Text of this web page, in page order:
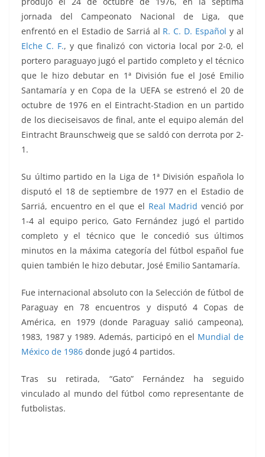
jornada del Campeonato Nacional de Liga, que
enfrentó en el Estadio de Sarriá al R. C. D. Español y al
Elche C. F., y que finalizó con victoria local por 2-0, el
portero paraguayo jugó el partido completo y el técnico
que le hizo debutar en 1ª División fue el José Emilio
Santamaría y en Copa de la UEFA se estrenó el 20 de
octubre de 1976 en el Eintracht-Stadion en un partido
de los dieciseisavos de final, ante el equipo alemán del
Eintracht Braunschweig que se saldó con derrota por 2-
1.
Su último partido en la Liga de 1ª División española lo
disputó el 18 de septiembre de 1977 en el Estadio de
Sarriá, encuentro en el que el Real Madrid venció por
1-4 al equipo perico, Gato Fernández jugó el partido
completo y el técnico que le concedió sus últimos
minutos en la máxima categoría del fútbol español fue
quien también le hizo debutar, José Emilio Santamaría.
Fue internacional absoluto con la Selección de fútbol de
Paraguay en 78 encuentros y disputó 4 Copas de
América, en 1979 (donde Paraguay salió campeona),
1983, 1987 y 1989. Además, participó en el Mundial de
México de 1986 donde jugó 4 partidos.
Tras su retirada, “Gato” Fernández ha seguido
vinculado al mundo del fútbol como representante de
futbolistas.